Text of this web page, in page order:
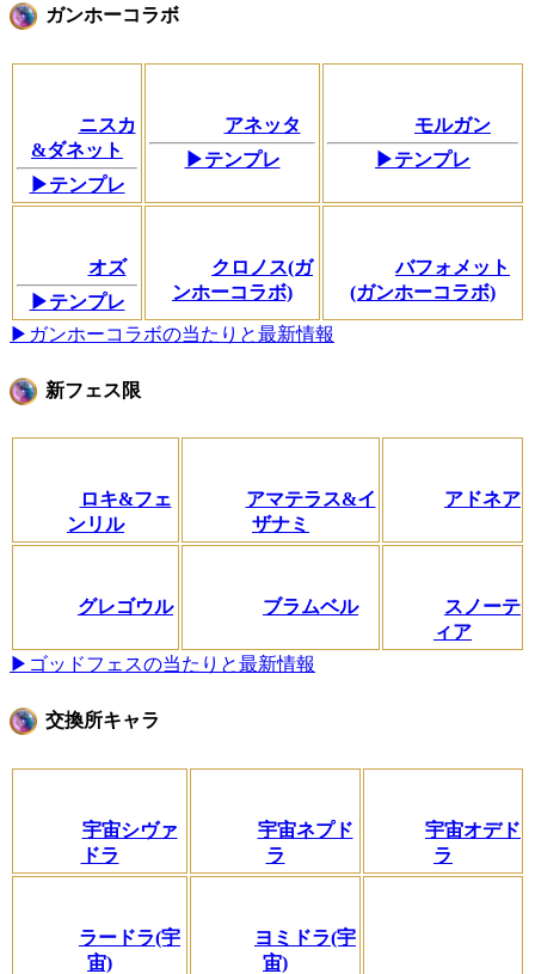
ガンホーコラボ
ニスカ
&ダネット
▶テンプレ
アネッタ
▶テンプレ
モルガン
▶テンプレ
オズ
▶テンプレ
クロノス(ガ
ンホーコラボ)
バフォメット
(ガンホーコラボ)
▶ガンホーコラボの当たりと最新情報
新フェス限
ロキ&フェ
ンリル
アマテラス&イ
ザナミ
アドネア
グレゴウル ブラムベル
スノーテ
ィア
▶ゴッドフェスの当たりと最新情報
交換所キャラ
宇宙シヴァ
ドラ
宇宙ネプド
ラ
宇宙オデド
ラ
ラードラ(宇
宙)
ヨミドラ(宇
宙)